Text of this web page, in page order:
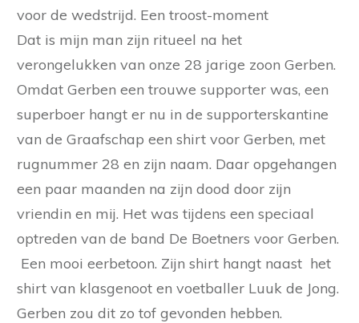
voor de wedstrijd. Een troost-moment
Dat is mijn man zijn ritueel na het
verongelukken van onze 28 jarige zoon Gerben.
Omdat Gerben een trouwe supporter was, een
superboer hangt er nu in de supporterskantine
van de Graafschap een shirt voor Gerben, met
rugnummer 28 en zijn naam. Daar opgehangen
een paar maanden na zijn dood door zijn
vriendin en mij. Het was tijdens een speciaal
optreden van de band De Boetners voor Gerben.
Een mooi eerbetoon. Zijn shirt hangt naast het
shirt van klasgenoot en voetballer Luuk de Jong.
Gerben zou dit zo tof gevonden hebben.